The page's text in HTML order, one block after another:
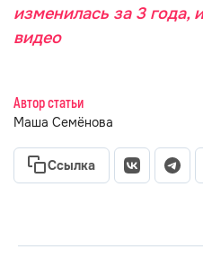
изменилась за 3 года,
видео
Автор статьи
Маша Семёнова
Ссылка